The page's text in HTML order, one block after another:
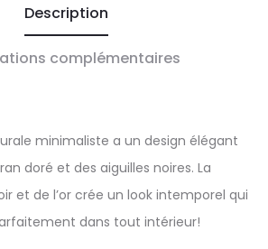
Description
complémentaires
minimaliste a un design élégant
doré et des aiguilles noires. La
et de l’or crée un look intemporel qui
dans tout intérieur!